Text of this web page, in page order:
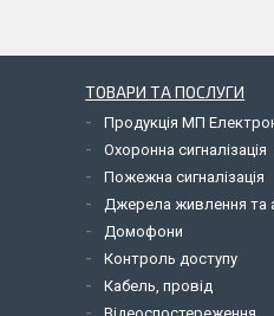
ТОВАРИ ТА ПОСЛУГИ
Продукція МП
Охоронна сигналізація
Пожежна сигналізація
Джерела живлення та
Домофони
Контроль доступу
Кабель, провід